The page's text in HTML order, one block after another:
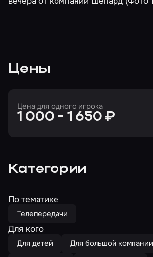
Цены
Цена для одного игрока
1 000 - 1 650 ₽
Категории
По тематике
Телепередачи
Для кого
Для детей Для большой компании